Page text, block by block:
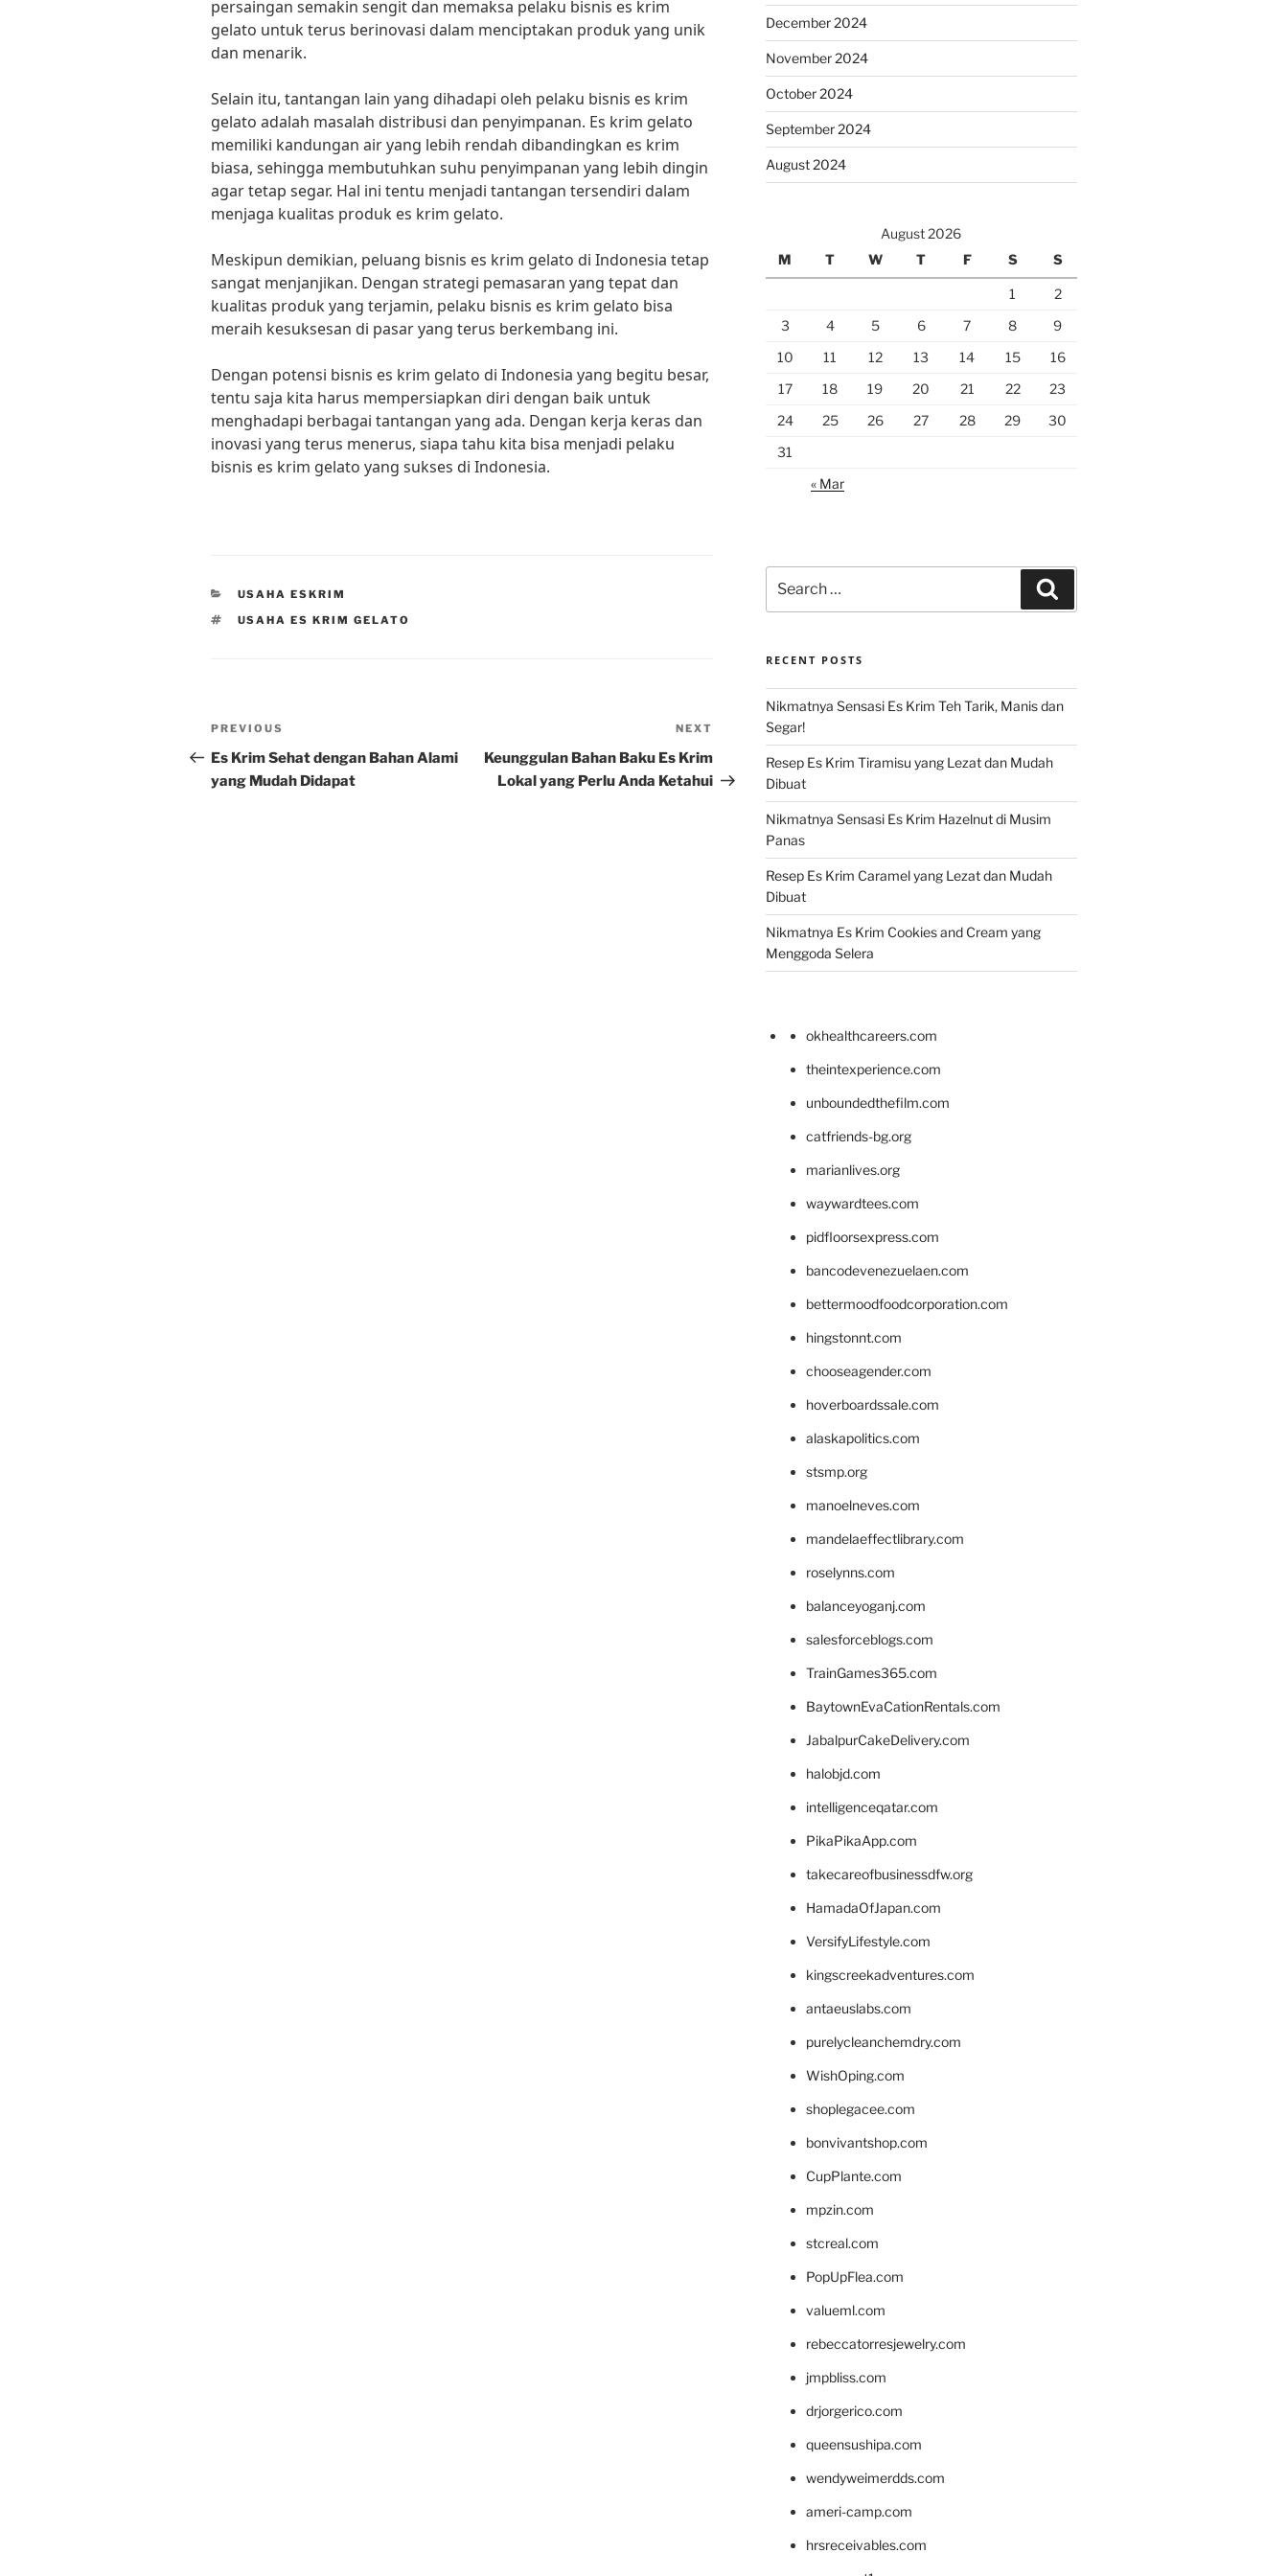
persaingan semakin sengit dan memaksa pelaku bisnis es krim
gelato untuk terus berinovasi dalam menciptakan produk yang unik
dan menarik.
Selain itu, tantangan lain yang dihadapi oleh pelaku bisnis es krim
gelato adalah masalah distribusi dan penyimpanan. Es krim gelato
memiliki kandungan air yang lebih rendah dibandingkan es krim
biasa, sehingga membutuhkan suhu penyimpanan yang lebih dingin
agar tetap segar. Hal ini tentu menjadi tantangan tersendiri dalam
menjaga kualitas produk es krim gelato.
Meskipun demikian, peluang bisnis es krim gelato di Indonesia tetap
sangat menjanjikan. Dengan strategi pemasaran yang tepat dan
kualitas produk yang terjamin, pelaku bisnis es krim gelato bisa
meraih kesuksesan di pasar yang terus berkembang ini.
Dengan potensi bisnis es krim gelato di Indonesia yang begitu besar,
tentu saja kita harus mempersiapkan diri dengan baik untuk
menghadapi berbagai tantangan yang ada. Dengan kerja keras dan
inovasi yang terus menerus, siapa tahu kita bisa menjadi pelaku
bisnis es krim gelato yang sukses di Indonesia.
CATEGORIES
USAHA ESKRIM
TAGS
USAHA ES KRIM GELATO
Post
navigation
Previous
Post
PREVIOUS
Es Krim Sehat dengan Bahan Alami
yang Mudah Didapat
Post
NEXT
Keunggulan Bahan Baku Es Krim
Lokal yang Perlu Anda Ketahui
December 2024
November 2024
October 2024
September 2024
August 2024
August 2026
M
T W T F S S
1
2
3
4 5 6 7 8
9
10
11 12 13 14 15
16
17
18 19 20 21 22
23
24
25 26 27 28 29
30
31
« Mar
for:
RECENT POSTS
Nikmatnya Sensasi Es Krim Teh Tarik, Manis dan
Segar!
Resep Es Krim Tiramisu yang Lezat dan Mudah
Dibuat
Nikmatnya Sensasi Es Krim Hazelnut di Musim
Panas
Resep Es Krim Caramel yang Lezat dan Mudah
Dibuat
Nikmatnya Es Krim Cookies and Cream yang
Menggoda Selera
okhealthcareers.com
theintexperience.com
unboundedthefilm.com
catfriends-bg.org
marianlives.org
waywardtees.com
pidfloorsexpress.com
bancodevenezuelaen.com
bettermoodfoodcorporation.com
hingstonnt.com
chooseagender.com
hoverboardssale.com
alaskapolitics.com
stsmp.org
manoelneves.com
mandelaeffectlibrary.com
roselynns.com
balanceyoganj.com
salesforceblogs.com
TrainGames365.com
BaytownEvaCationRentals.com
JabalpurCakeDelivery.com
halobjd.com
intelligenceqatar.com
PikaPikaApp.com
takecareofbusinessdfw.org
HamadaOfJapan.com
VersifyLifestyle.com
kingscreekadventures.com
antaeuslabs.com
purelycleanchemdry.com
WishOping.com
shoplegacee.com
bonvivantshop.com
CupPlante.com
mpzin.com
stcreal.com
PopUpFlea.com
valueml.com
rebeccatorresjewelry.com
jmpbliss.com
drjorgerico.com
queensushipa.com
wendyweimerdds.com
ameri-camp.com
hrsreceivables.com